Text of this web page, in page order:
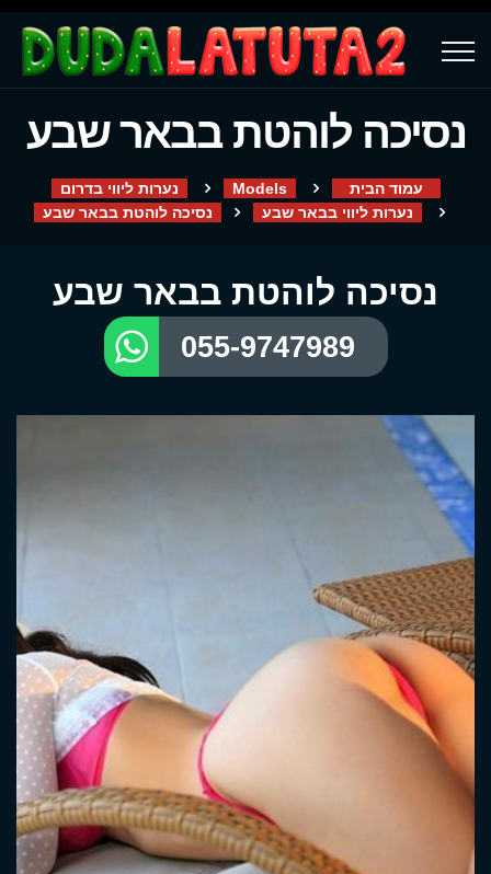
נסיכה לוהטת בבאר שבע
עמוד הבית Models
נערות ליווי בדרום
נערות ליווי בבאר שבע
נסיכה לוהטת בבאר שבע
נסיכה לוהטת בבאר שבע
055-9747989